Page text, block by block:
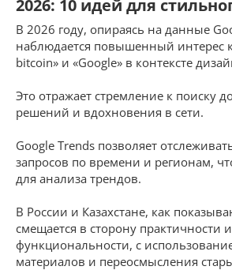
2026: 10 идей для
В 2026 году, опираясь на данные
наблюдается повышенный интерес
bitcoin» и «Google» в контексте
Это отражает стремление к поиску
решений и вдохновения в сети.
Google Trends позволяет
запросов по времени и регионам,
для анализа трендов.
В России и Казахстане, как
смещается в сторону практичности и
функциональности, с
материалов и переосмысления